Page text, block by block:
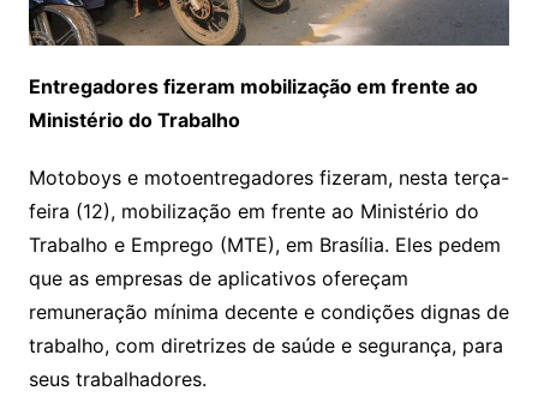
Entregadores fizeram mobilização em frente ao
Ministério do Trabalho
Motoboys e motoentregadores fizeram, nesta terça-
feira (12), mobilização em frente ao Ministério do
Trabalho e Emprego (MTE), em Brasília. Eles pedem
que as empresas de aplicativos ofereçam
remuneração mínima decente e condições dignas de
trabalho, com diretrizes de saúde e segurança, para
seus trabalhadores.